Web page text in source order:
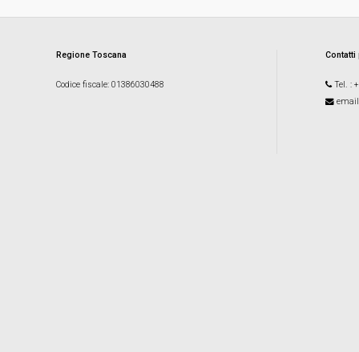
Regione Toscana
Codice fiscale: 01386030488 Tel. :
email